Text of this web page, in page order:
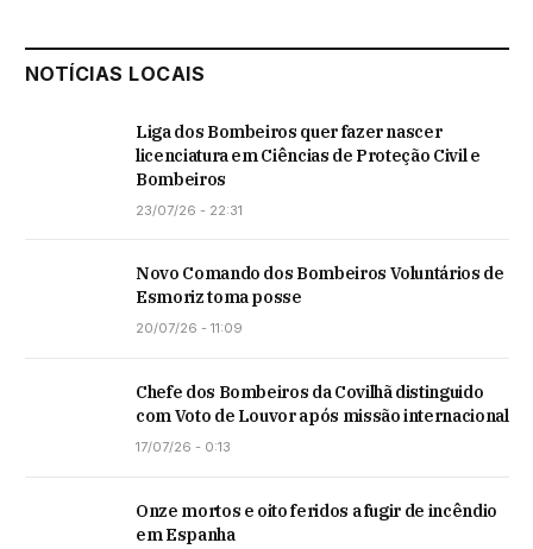
NOTÍCIAS LOCAIS
Liga dos Bombeiros quer fazer nascer
licenciatura em Ciências de Proteção Civil e
Bombeiros
23/07/26 - 22:31
Novo Comando dos Bombeiros Voluntários de
Esmoriz toma posse
20/07/26 - 11:09
Chefe dos Bombeiros da Covilhã distinguido
com Voto de Louvor após missão internacional
17/07/26 - 0:13
Onze mortos e oito feridos a fugir de incêndio
em Espanha